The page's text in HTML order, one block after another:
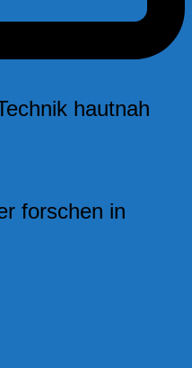
hautnah
forschen in